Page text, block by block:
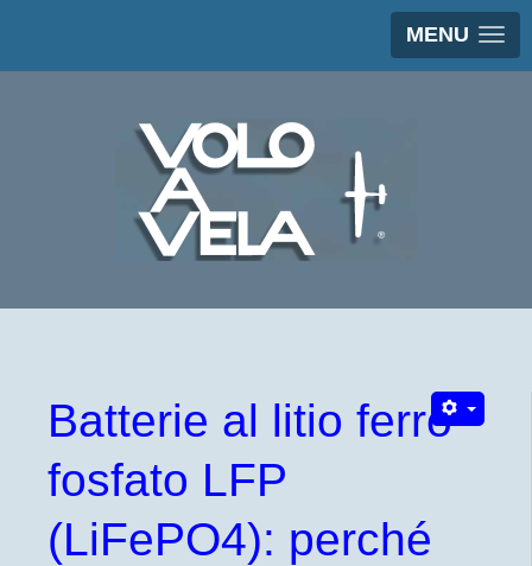
MENU
Batterie al litio ferro
fosfato LFP
(LiFePO4): perché